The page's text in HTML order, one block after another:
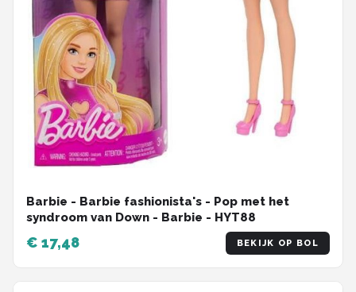
Barbie - Barbie fashionista's - Pop met het
syndroom van Down - Barbie - HYT88
€ 17,48 BEKIJK OP BOL